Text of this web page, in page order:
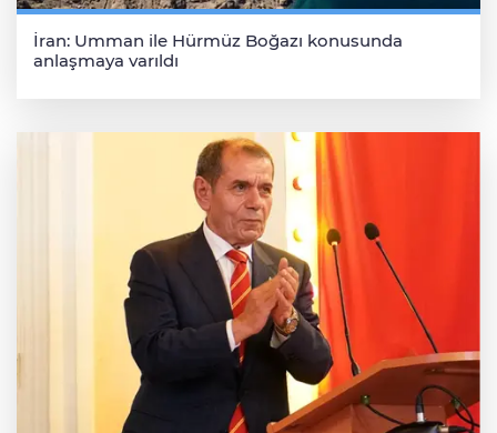
İran: Umman ile Hürmüz Boğazı konusunda
anlaşmaya varıldı